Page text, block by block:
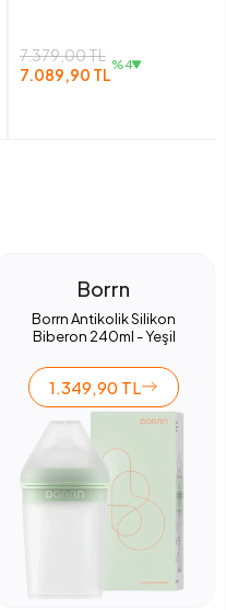
7.379,00 TL
7.089,90 TL %4
Borrn
Borrn Antikolik Silikon
Biberon 240ml - Yeşil
1.349,90 TL